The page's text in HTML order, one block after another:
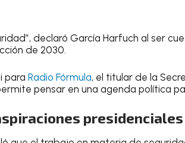
declaró García Harfuch al ser
de 2030.
para Radio Fórmula, el titular de la
pensar en una agenda política
presidenciales